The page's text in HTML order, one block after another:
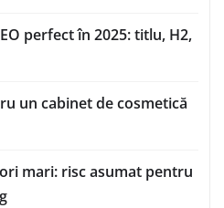
perfect în 2025: titlu, H2,
un cabinet de cosmetică
mari: risc asumat pentru